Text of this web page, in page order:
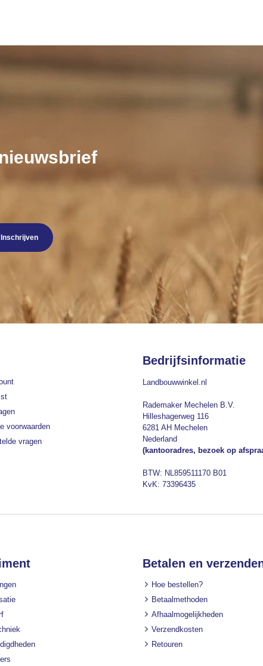
Inschrijven
voorwaarden
vragen
Bedrijfsinformatie
Landbouwwinkel.nl
Rademaker Mechelen B.V.
Hilleshagerweg 116
6281 AH Mechelen
Nederland
(kantooradres, bezoek op
BTW: NL859511170 B01
KvK: 73396435
Betalen en
Hoe bestellen?
Betaalmethoden
Afhaalmogelijkheden
Verzendkosten
Retouren